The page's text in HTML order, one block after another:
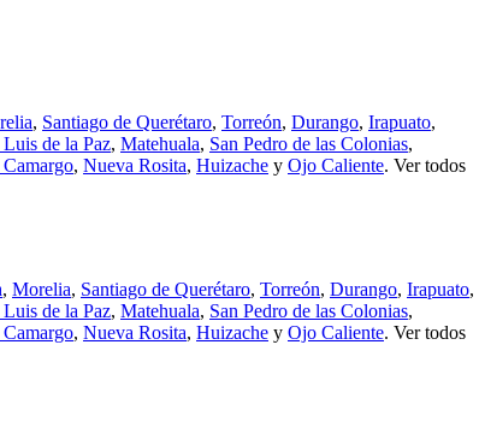
, Santiago de Querétaro, Torreón, Durango, Irapuato,
Luis de la Paz, Matehuala, San Pedro de las Colonias,
, Nueva Rosita, Huizache y Ojo Caliente. Ver todos
, Morelia, Santiago de Querétaro, Torreón, Durango, Irapuato,
Luis de la Paz, Matehuala, San Pedro de las Colonias,
, Nueva Rosita, Huizache y Ojo Caliente. Ver todos